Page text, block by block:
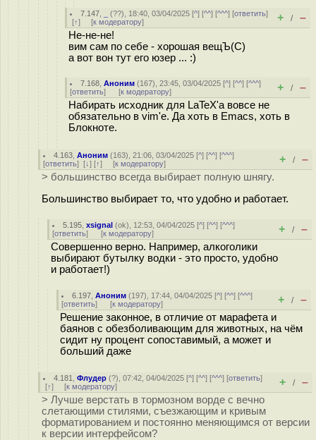
7.147 (??), 18:40, 03/04/2025 [^] [^^] [^^^] [ответить]
[↑] [к модератору] + / –
Не-не-не!
вим сам по себе - хорошая вещЪ(С)
а вот вон тут его юзер ... :)
7.168 ,Аноним (167), 23:45, 03/04/2025 [^] [^^] [^^^]
[ответить] [к модератору] + / –
Набирать исходник для LaTeX'а вовсе не
обязательно в vim'е. Да хоть в Emacs, хоть в
Блокноте.
4.163 ,Аноним (163), 21:06, 03/04/2025 [^] [^^] [^^^]
[ответить] [↓] [↑] [к модератору] + / –
> большинство всегда выбирает полную шнягу.
Большинство выбирает то, что удобно и работает.
5.195 ,xsignal (ok), 12:53, 04/04/2025 [^] [^^] [^^^]
[ответить] [к модератору] + / –
Совершенно верно. Например, алкоголики
выбирают бутылку водки - это просто, удобно
и работает!)
6.197 ,Аноним (197), 17:44, 04/04/2025 [^] [^^] [^^^]
[ответить] [к модератору] + / –
Решение законное, в отличие от марафета и
баянов с обезболивающим для животных, на чём
сидит ну процент сопоставимый, а может и
больший даже
4.181 ,Флудер (?), 07:42, 04/04/2025 [^] [^^] [^^^] [ответить]
[↑] [к модератору] + / –
> Лучше верстать в тормозном ворде с вечно
слетающими стилями, съезжающим и кривым
форматированием и постоянно меняющимся от версии
к версии интерфейсом?